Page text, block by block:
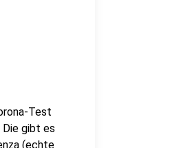
Test
Die gibt es
(echte